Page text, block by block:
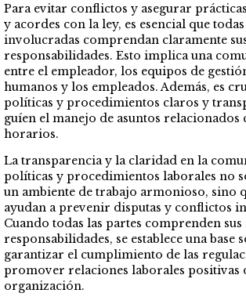
Para evitar conflictos y asegurar
y acordes con la ley, es esencial que
involucradas comprendan claramente
responsabilidades. Esto implica una
entre el empleador, los equipos de
humanos y los empleados. Además, es
políticas y procedimientos claros y
guíen el manejo de asuntos relacionados
horarios.
La transparencia y la claridad en la
políticas y procedimientos laborales no
un ambiente de trabajo armonioso, sino
ayudan a prevenir disputas y conflictos
Cuando todas las partes comprenden
responsabilidades, se establece una base
garantizar el cumplimiento de las
promover relaciones laborales positivas
organización.